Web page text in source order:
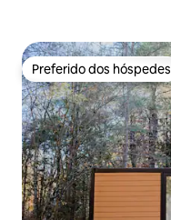
Preferido dos hóspedes
Preferido dos hóspedes